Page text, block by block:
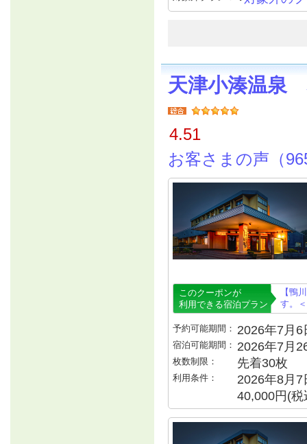
天津小湊温泉
4.51
お客さまの声（
このクーポンが
利用できる宿泊プラン
【鴨
す。
予約可能期間： 2026年7月
宿泊可能期間： 2026年7月
枚数制限： 先着30枚
利用条件：
2026年8月
40,000円(